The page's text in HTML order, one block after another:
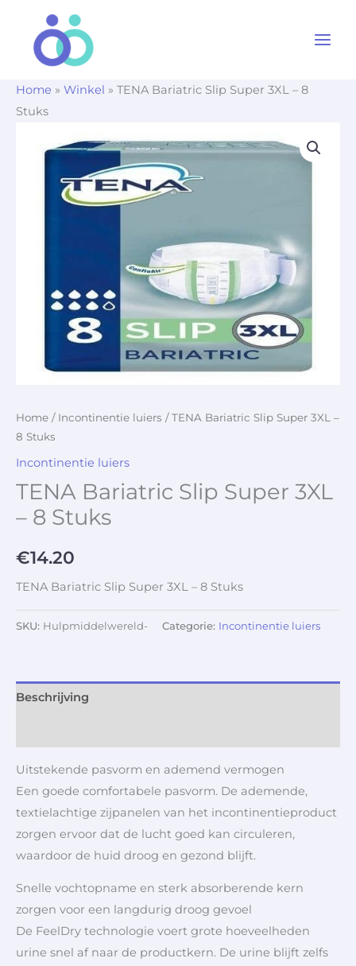
Home » Winkel » TENA Bariatric Slip Super 3XL – 8
Stuks
Home / Incontinentie luiers / TENA Bariatric Slip Super 3XL –
8 Stuks
Incontinentie luiers
TENA Bariatric Slip Super 3XL
– 8 Stuks
€14.20
TENA Bariatric Slip Super 3XL – 8 Stuks
SKU: Hulpmiddelwereld- Categorie: Incontinentie luiers
Beschrijving
Uitstekende pasvorm en ademend vermogen
Een goede comfortabele pasvorm. De ademende,
textielachtige zijpanelen van het incontinentieproduct
zorgen ervoor dat de lucht goed kan circuleren,
waardoor de huid droog en gezond blijft.
Snelle vochtopname en sterk absorberende kern
zorgen voor een langdurig droog gevoel
De FeelDry technologie voert grote hoeveelheden
urine snel af naar de productkern. De urine blijft zelfs